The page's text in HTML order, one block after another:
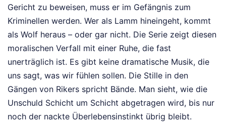
Gericht zu beweisen, muss er im Gefängnis zum
Kriminellen werden. Wer als Lamm hineingeht, kommt
als Wolf heraus – oder gar nicht. Die Serie zeigt diesen
moralischen Verfall mit einer Ruhe, die fast
unerträglich ist. Es gibt keine dramatische Musik, die
uns sagt, was wir fühlen sollen. Die Stille in den
Gängen von Rikers spricht Bände. Man sieht, wie die
Unschuld Schicht um Schicht abgetragen wird, bis nur
noch der nackte Überlebensinstinkt übrig bleibt.